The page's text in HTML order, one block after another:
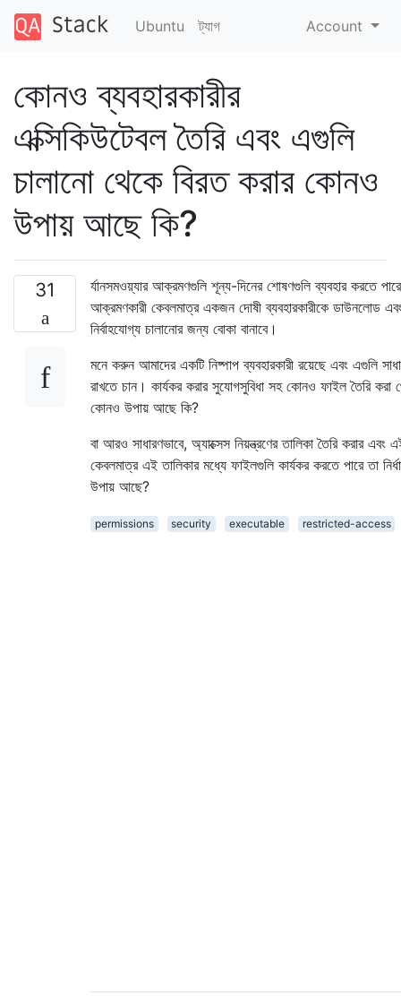
Ubuntu ট্যাগ Account
কোনও ব্যবহারকারীর
এক্সিকিউটেবল তৈরি এবং এগুলি
চালানো থেকে বিরত করার কোনও
উপায় আছে কি?
31
র্যানসমওয়্যার আক্রমণগুলি শূন্য-দিনের শোষণগুলি ব্যবহার করতে
আক্রমণকারী কেবলমাত্র একজন দোষী ব্যবহারকারীকে ডাউনলোড
নির্বাহযোগ্য চালানোর জন্য বোকা বানাবে।
মনে করুন আমাদের একটি নিষ্পাপ ব্যবহারকারী রয়েছে এবং এগুলি
রাখতে চান। কার্যকর করার সুযোগসুবিধা সহ কোনও ফাইল তৈরি করা
কোনও উপায় আছে কি?
বা আরও সাধারণভাবে, অ্যাক্সেস নিয়ন্ত্রণের তালিকা তৈরি করার এবং
কেবলমাত্র এই তালিকার মধ্যে ফাইলগুলি কার্যকর করতে পারে তা
উপায় আছে?
permissions security executable restricted-access